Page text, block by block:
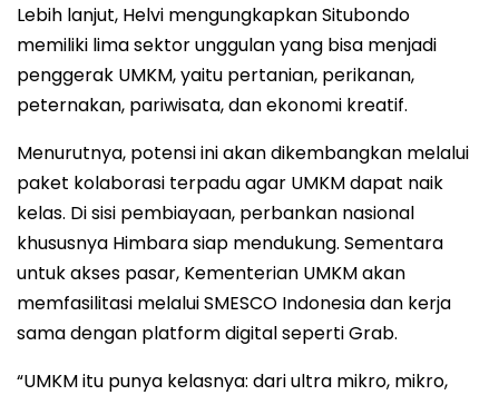
Lebih lanjut, Helvi mengungkapkan Situbondo
memiliki lima sektor unggulan yang bisa menjadi
penggerak UMKM, yaitu pertanian, perikanan,
peternakan, pariwisata, dan ekonomi kreatif.
Menurutnya, potensi ini akan dikembangkan melalui
paket kolaborasi terpadu agar UMKM dapat naik
kelas. Di sisi pembiayaan, perbankan nasional
khususnya Himbara siap mendukung. Sementara
untuk akses pasar, Kementerian UMKM akan
memfasilitasi melalui SMESCO Indonesia dan kerja
sama dengan platform digital seperti Grab.
“UMKM itu punya kelasnya: dari ultra mikro, mikro,